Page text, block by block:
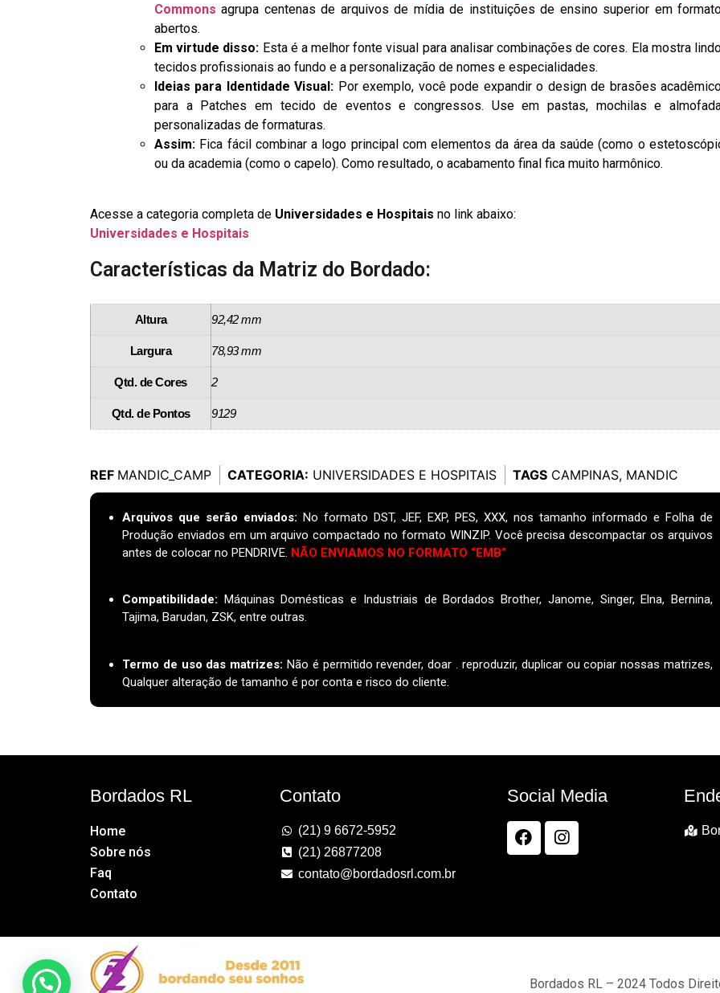
Commons agrupa centenas de arquivos de mídia de instituições de ensino superior em
abertos.
Em virtude disso: Esta é a melhor fonte visual para analisar combinações de cores. Ela mostra
tecidos profissionais ao fundo e a personalização de nomes e especialidades.
Ideias para Identidade Visual: Por exemplo, você pode expandir o design de brasões
para a Patches em tecido de eventos e congressos. Use em pastas, mochilas e
personalizadas de formaturas.
Assim: Fica fácil combinar a logo principal com elementos da área da saúde (como o
ou da academia (como o capelo). Como resultado, o acabamento final fica muito harmônico.
Acesse a categoria completa de Universidades e Hospitais no link abaixo:
Universidades e Hospitais
Características da Matriz do Bordado:
Altura 92,42 mm
Largura 78,93 mm
Qtd. de Cores 2
Qtd. de Pontos 9129
REF MANDIC_CAMP CATEGORIA: UNIVERSIDADES E HOSPITAIS TAGS CAMPINAS, MANDIC
Arquivos que serão enviados: No formato DST, JEF, EXP, PES, XXX, nos tamanho informado e Folha de
Produção enviados em um arquivo compactado no formato WINZIP. Você precisa descompactar os arquivos
antes de colocar no PENDRIVE. NÃO ENVIAMOS NO FORMATO “EMB”
Compatibilidade: Máquinas Domésticas e Industriais de Bordados Brother, Janome, Singer, Elna, Bernina,
Tajima, Barudan, ZSK, entre outras.
Termo de uso das matrizes: Não é permitido revender, doar . reproduzir, duplicar ou copiar nossas matrizes,
Qualquer alteração de tamanho é por conta e risco do cliente.
Bordados RL
Home
Sobre nós
Faq
Contato
Contato
(21) 9 6672-5952
(21) 26877208
contato@bordadosrl.com.br
Social Media
Bordados RL – 2024 Todos